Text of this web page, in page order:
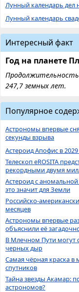
Лунный календарь дел
Лунный календарь
Интересный факт
Год на планете
247,7 земных лет.
Популярное
Астрономы впервые
секунды взрыва
Астероид Апофис в
Телескоп eROSITA
рекордными двумя
Астероид с
это значит для Земли
Российско-
месяцев
Астрономы впервые
объяснили её
В Млечном Пути могут
черных дыр
Самая чёрная краска в
спутников
Тайна звезды Акамар:
астрономов?